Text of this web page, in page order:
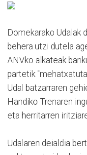
Domekarako Udalak
behera utzi dutela
ANVko alkateak
partetik
Udal batzarraren
Handiko Trenaren
eta herritarren
Udalaren deialdia